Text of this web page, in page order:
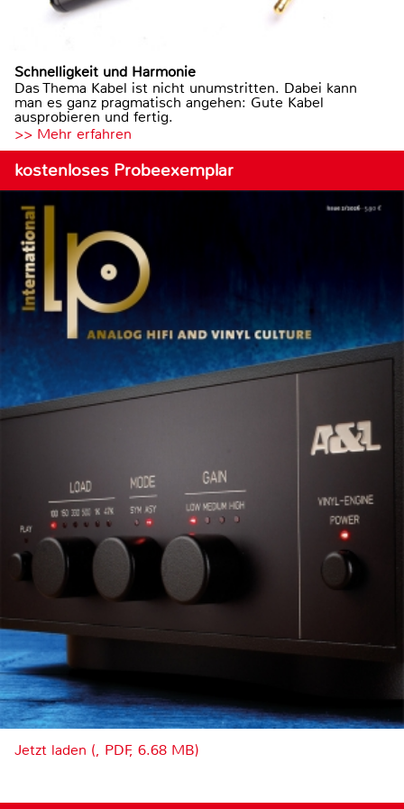
Schnelligkeit und Harmonie
Das Thema Kabel ist nicht unumstritten. Dabei kann
man es ganz pragmatisch angehen: Gute Kabel
ausprobieren und fertig.
>> Mehr erfahren
kostenloses Probeexemplar
Jetzt laden (, PDF, 6.68 MB)